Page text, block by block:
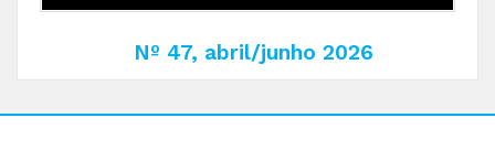
Nº 47, abril/junho 2026